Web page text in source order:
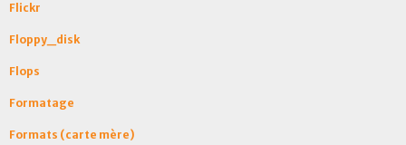
Flickr
Floppy_disk
Flops
Formatage
Formats (carte mère)